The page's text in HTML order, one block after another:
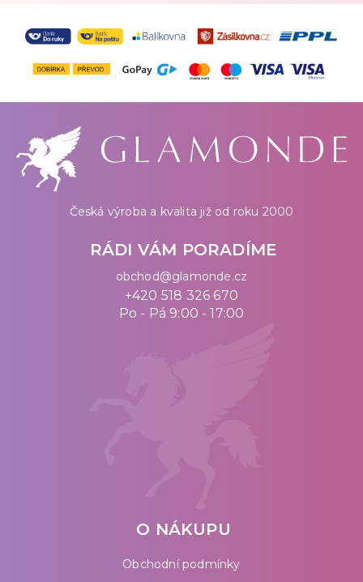
Česká výroba a kvalita již od roku 2000
RÁDI VÁM PORADÍME
obchod@glamonde.cz
+420 518 326 670
Po - Pá 9:00 - 17:00
O NÁKUPU
Obchodní podmínky